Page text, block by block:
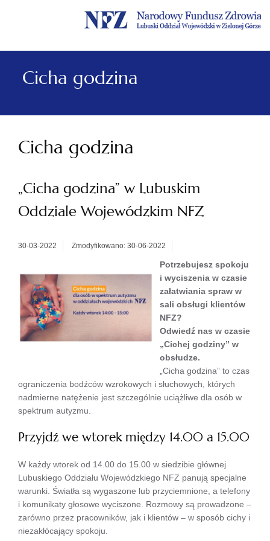
Menu
główne
Menu
lewe
Treść
główna
Szukaj
w
serwisie
Stopka
Cicha godzina
Cicha godzina
„Cicha godzina” w Lubuskim
Oddziale Wojewódzkim NFZ
30-03-2022 Zmodyfikowano: 30-06-2022
Potrzebujesz spokoju
i wyciszenia w czasie
załatwiania spraw w
sali obsługi klientów
NFZ?
Odwiedź nas w czasie
„Cichej godziny” w
obsłudze.
„Cicha godzina” to czas
ograniczenia bodźców wzrokowych i słuchowych, których
nadmierne natężenie jest szczególnie uciążliwe dla osób w
spektrum autyzmu.
Przyjdź we wtorek między 14.00 a 15.00
W każdy wtorek od 14.00 do 15.00 w siedzibie głównej
Lubuskiego Oddziału Wojewódzkiego NFZ panują specjalne
warunki. Światła są wygaszone lub przyciemnione, a telefony
i komunikaty głosowe wyciszone. Rozmowy są prowadzone –
zarówno przez pracowników, jak i klientów – w sposób cichy i
niezakłócający spokoju.